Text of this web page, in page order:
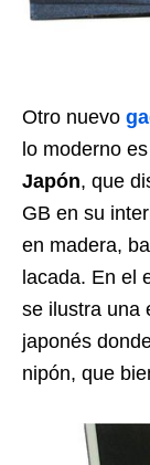
Otro nuevo
lo moderno
Japón, que
GB en su
en madera,
lacada. En el
se ilustra una
japonés
nipón, que